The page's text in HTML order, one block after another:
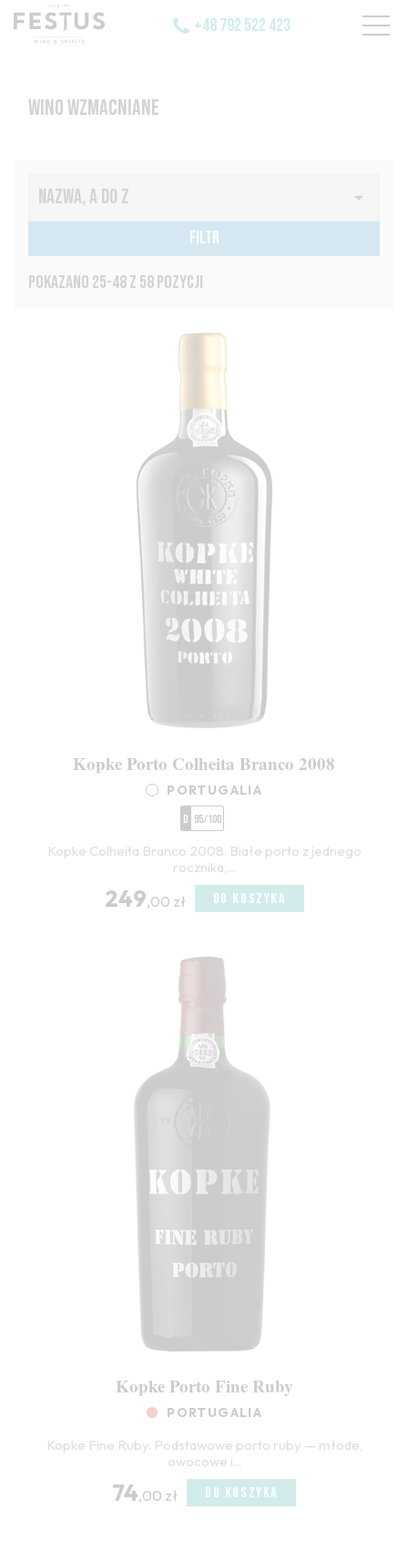
+48 792 522 423
WINO WZMACNIANE
NAZWA, A DO Z 
FILTR
POKAZANO 25-48 Z 58 POZYCJI
Kopke Porto Colheita Branco 2008
PORTUGALIA
D 95/100
Kopke Colheita Branco 2008. Białe porto z jednego
rocznika,...
249,00 zł DO KOSZYKA
Kopke Porto Fine Ruby
PORTUGALIA
Kopke Fine Ruby. Podstawowe porto ruby — młode,
owocowe i...
74,00 zł DO KOSZYKA